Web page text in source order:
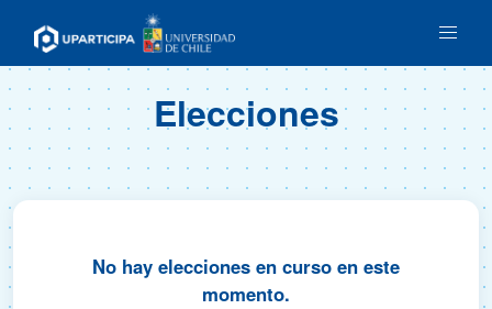
Elecciones
No hay elecciones en curso en este
momento.